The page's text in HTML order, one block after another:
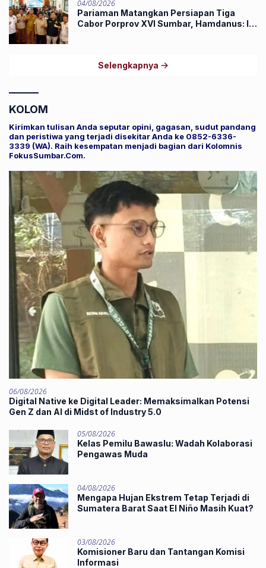
04/08/2026
Pariaman Matangkan Persiapan Tiga
Cabor Porprov XVI Sumbar, Hamdanus: Ini
Selengkapnya
KOLOM
Kirimkan tulisan Anda seputar opini, gagasan, sudut pandang
dan peristiwa yang terjadi disekitar Anda ke 0852-6336-
3339 (WA). Raih kesempatan menjadi bagian dari Kolomnis
FokusSumbar.Com.
06/08/2026
Digital Native ke Digital Leader: Memaksimalkan Potensi
Gen Z dan AI di Midst of Industry 5.0
05/08/2026
Kelas Pemilu Bawaslu: Wadah Kolaborasi
Pengawas Muda
04/08/2026
Mengapa Hujan Ekstrem Tetap Terjadi di
Sumatera Barat Saat El Niño Masih Kuat?
03/08/2026
Komisioner Baru dan Tantangan Komisi
Informasi